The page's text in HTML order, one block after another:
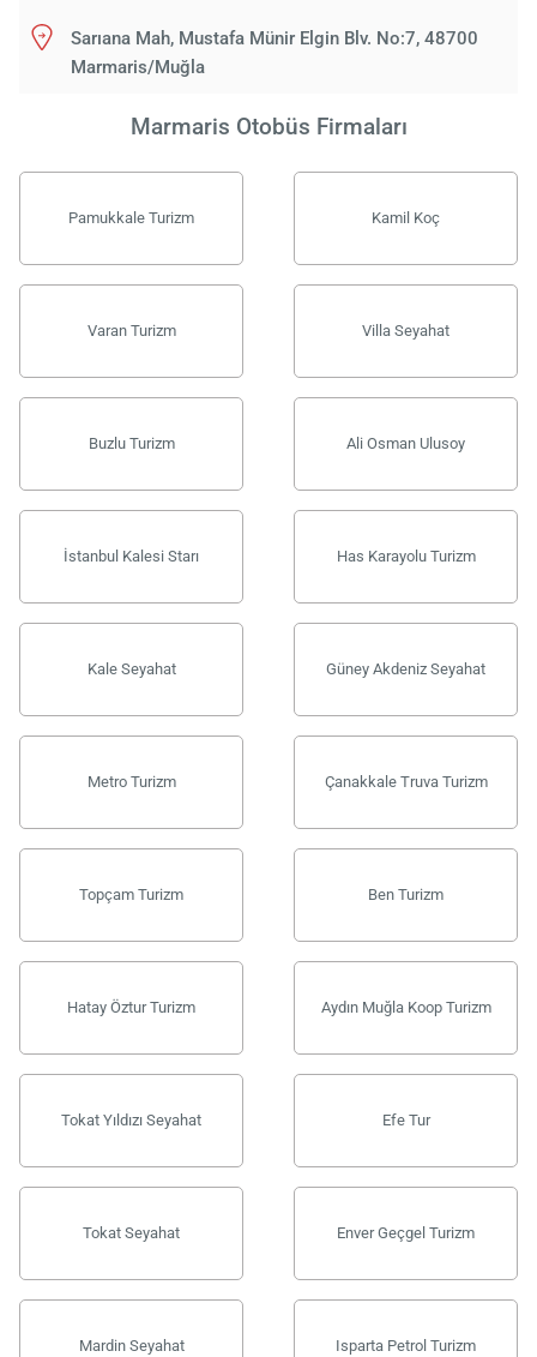
Sarıana Mah, Mustafa Münir Elgin Blv. No:7, 48700
Marmaris/Muğla
Marmaris Otobüs Firmaları
Pamukkale Turizm Kamil Koç
Varan Turizm Villa Seyahat
Buzlu Turizm Ali Osman Ulusoy
İstanbul Kalesi Starı Has Karayolu Turizm
Kale Seyahat Güney Akdeniz Seyahat
Metro Turizm Çanakkale Truva Turizm
Topçam Turizm Ben Turizm
Hatay Öztur Turizm Aydın Muğla Koop Turizm
Tokat Yıldızı Seyahat Efe Tur
Tokat Seyahat Enver Geçgel Turizm
Mardin Seyahat Isparta Petrol Turizm